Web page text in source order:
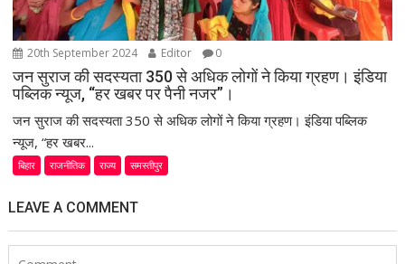
20th September 2024 Editor 0
जन सुराज की सदस्यता 350 से अधिक लोगों ने किया ग्रहण। इंडिया
पब्लिक न्यूज, “हर खबर पर पैनी नजर”।
जन सुराज की सदस्यता 350 से अधिक लोगों ने किया ग्रहण। इंडिया पब्लिक
न्यूज, “हर खबर...
बिहार राजनीतिक राज्य समस्तीपुर
LEAVE A COMMENT